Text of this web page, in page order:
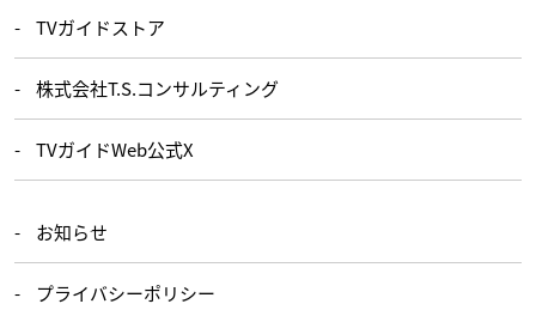
TVガイドストア
株式会社T.S.コンサルティング
TVガイドWeb公式X
お知らせ
プライバシーポリシー